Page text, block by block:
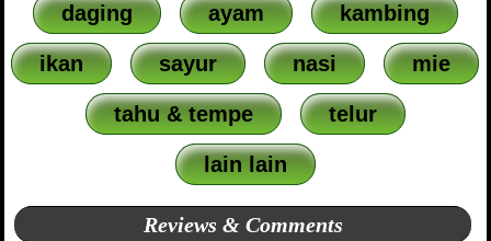
daging ayam kambing
ikan sayur nasi mie
tahu & tempe telur
lain lain
Reviews & Comments